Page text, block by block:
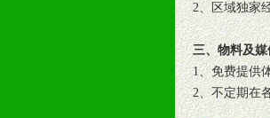
2、区域独家
三、物料及媒
1、免费提供
2、不定期在
3、根据地方